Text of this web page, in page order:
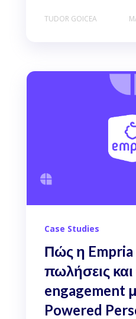
TUDOR GOICEA
Case Studies
Πώς η Empria
πωλήσεις
engagement
Powered